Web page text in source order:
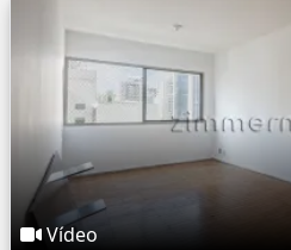
Vídeo